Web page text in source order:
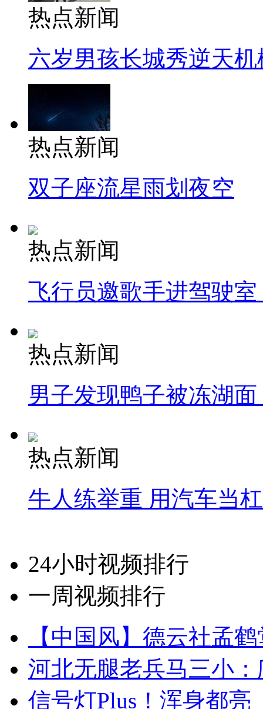
热点新闻
六岁男孩长城秀逆天机
热点新闻
双子座流星雨划夜空
热点新闻
飞行员邀歌手进驾驶
热点新闻
男子发现鸭子被冻湖
热点新闻
牛人练举重 用汽车当
24小时视频排行
一周视频排行
【中国风】德云社孟
河北无腿老兵马三小
信号灯Plus！浑身都亮